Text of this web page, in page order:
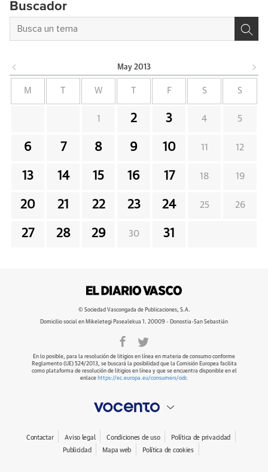
Buscador
May 2013
M W F S S
1 2 3 4 5
6 7 8 9 10 11 12
13 14 15 16 17 18 19
20 21 22 23 24 25 26
27 28 29 30 31
© Sociedad Vascongada de Publicaciones, S.A.
Domicilio social en Mikeletegi Pasealekua 1. 20009 - Donostia-San Sebastián
En lo posible, para la resolución de litigios en línea en materia de consumo conforme
Reglamento (UE) 524/2013, se buscará la posibilidad que la Comisión Europea facilita
como plataforma de resolución de litigios en línea y que se encuentra disponible en el
enlace https://ec.europa.eu/consumers/odr.
Contactar Aviso legal Condiciones de uso
Política de privacidad
Publicidad
Mapa web Política de cookies